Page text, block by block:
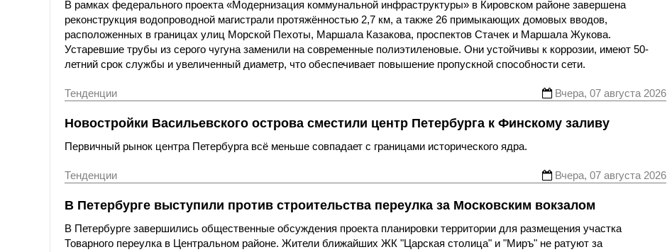
В рамках федерального проекта «Модернизация коммунальной инфраструктуры» в Кировском районе завершена
реконструкция водопроводной магистрали протяжённостью 2,7 км, а также 26 примыкающих домовых вводов,
расположенных в границах улиц Морской Пехоты, Маршала Казакова, проспектов Стачек и Маршала Жукова.
Устаревшие трубы из серого чугуна заменили на современные полиэтиленовые. Они устойчивы к коррозии, имеют 50-
летний срок службы и увеличенный диаметр, что обеспечивает повышение пропускной способности сети.
Тенденции Вчера, 07 августа 2026
Новостройки Васильевского острова сместили центр Петербурга к Финскому заливу
Первичный рынок центра Петербурга всё меньше совпадает с границами исторического ядра.
Тенденции Вчера, 07 августа 2026
В Петербурге выступили против строительства переулка за Московским вокзалом
В Петербурге завершились общественные обсуждения проекта планировки территории для размещения участка
Товарного переулка в Центральном районе. Жители ближайших ЖК "Царская столица" и "Миръ" не ратуют за